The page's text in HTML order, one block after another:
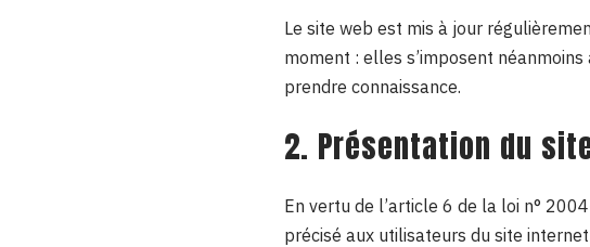
Le site web est mis à jour
moment : elles s’imposent
prendre connaissance.
2. Présentation du
En vertu de l’article 6 de la loi n°
précisé aux utilisateurs du site